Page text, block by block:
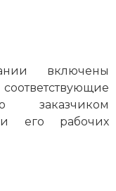
включены
заказчиком
и его рабочих